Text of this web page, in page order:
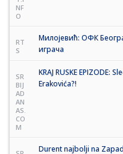
NF
O
RT
S
Милојевић: ОФК
играча
SR
BIJ
AD
AN
AS.
CO
M
KRAJ RUSKE EPIZODE:
Erakovića?!
Durent najbolji na